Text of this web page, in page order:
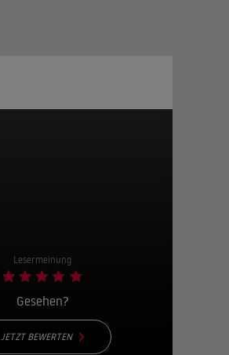
Lesermeinung
Gesehen?
JETZT BEWERTEN